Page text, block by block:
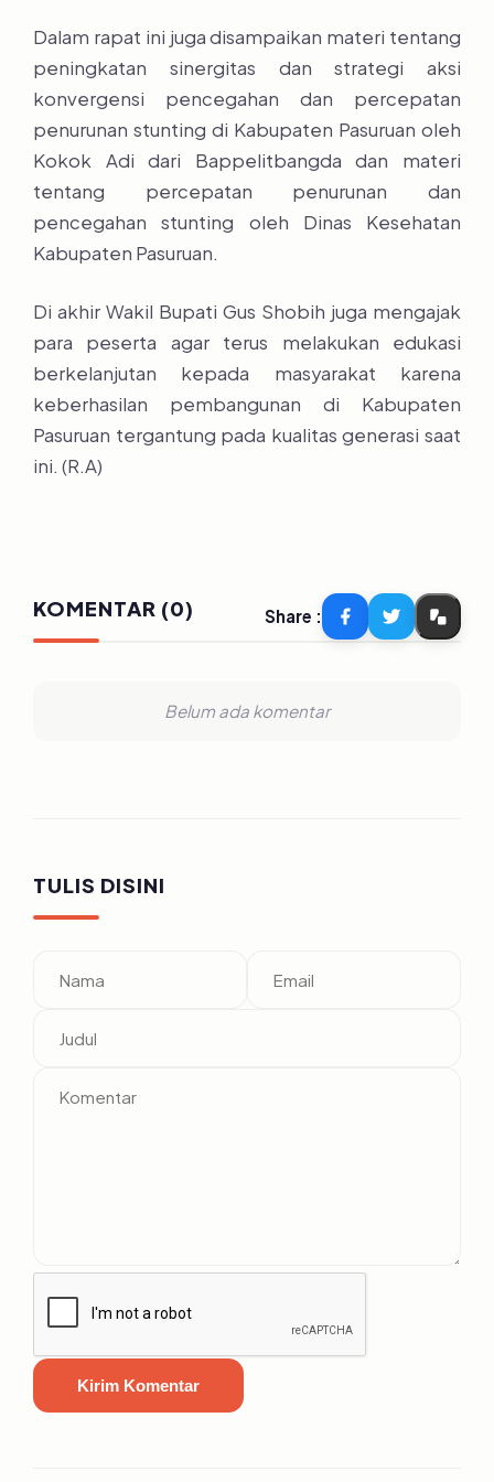
Dalam rapat ini juga disampaikan materi tentang
peningkatan sinergitas dan strategi aksi
konvergensi pencegahan dan percepatan
penurunan stunting di Kabupaten Pasuruan oleh
Kokok Adi dari Bappelitbangda dan materi
tentang percepatan penurunan dan
pencegahan stunting oleh Dinas Kesehatan
Kabupaten Pasuruan.
Di akhir Wakil Bupati Gus Shobih juga mengajak
para peserta agar terus melakukan edukasi
berkelanjutan kepada masyarakat karena
keberhasilan pembangunan di Kabupaten
Pasuruan tergantung pada kualitas generasi saat
ini. (R.A)
KOMENTAR (0) Share :
Belum ada komentar
TULIS DISINI
Kirim Komentar